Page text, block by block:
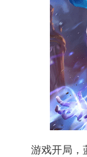
游戏开局，